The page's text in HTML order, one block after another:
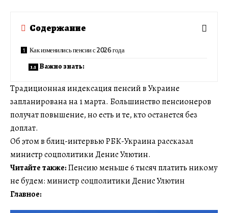
Содержание
Как изменились пенсии с 2026 года
Важно знать:
Традиционная индексация пенсий в Украине
запланирована на 1 марта. Большинство пенсионеров
получат повышение, но есть и те, кто останется без
доплат.
Об этом в блиц-интервью РБК-Украина рассказал
министр соцполитики Денис Улютин.
Читайте также:Пенсию меньше 6 тысяч платить никому
не будем: министр соцполитики Денис Улютин
Главное: